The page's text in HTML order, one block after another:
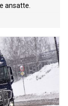
ansatte.